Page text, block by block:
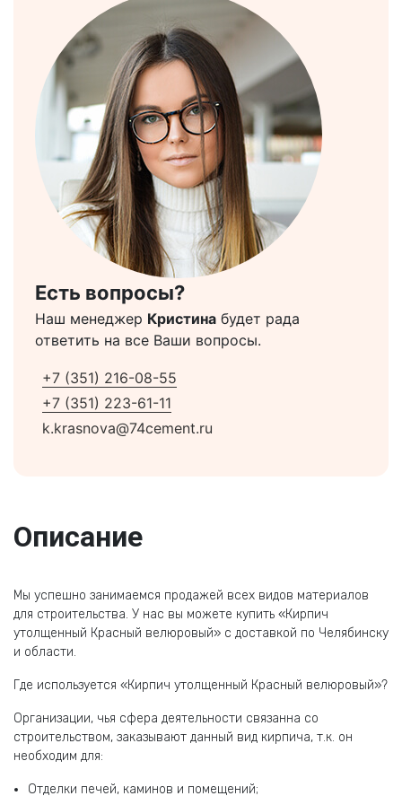
Есть вопросы?
Наш менеджер Кристина будет рада
ответить на все Ваши вопросы.
+7 (351) 216-08-55
+7 (351) 223-61-11
k.krasnova@74cement.ru
Описание
Мы успешно занимаемся продажей всех видов материалов
для строительства. У нас вы можете купить «Кирпич
утолщенный Красный велюровый» с доставкой по Челябинску
и области.
Где используется «Кирпич утолщенный Красный велюровый»?
Организации, чья сфера деятельности связанна со
строительством, заказывают данный вид кирпича, т.к. он
необходим для:
Отделки печей, каминов и помещений;